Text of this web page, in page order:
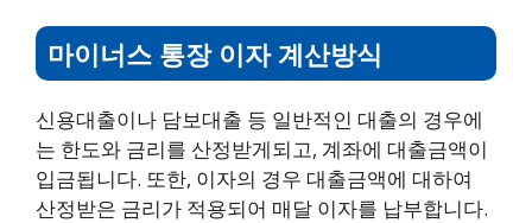
마이너스 통장 이자 계산방식
신용대출이나 담보대출 등 일반적인 대출의 경우에
는 한도와 금리를 산정받게되고, 계좌에 대출금액이
입금됩니다. 또한, 이자의 경우 대출금액에 대하여
산정받은 금리가 적용되어 매달 이자를 납부합니다.